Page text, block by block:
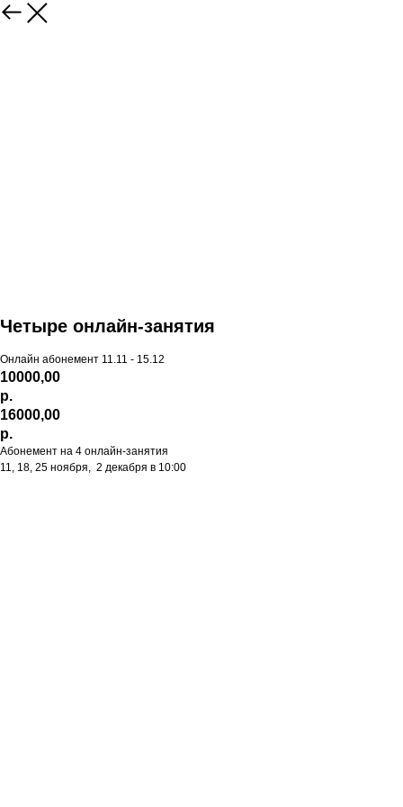
Четыре онлайн-занятия
Онлайн абонемент 11.11 - 15.12
10000,00
р.
16000,00
р.
Абонемент на 4 онлайн-занятия
11, 18, 25 ноября, 2 декабря в 10:00